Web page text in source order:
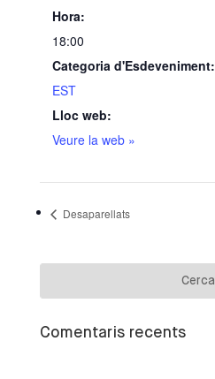
Hora:
18:00
Categoria d'Esdeveniment:
EST
Lloc web:
Veure la web »
Desaparellats
Comentaris recents